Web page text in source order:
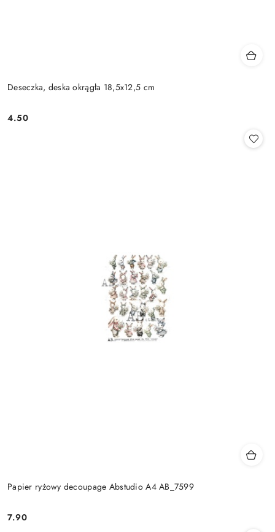
Deseczka, deska okrągła 18,5x12,5 cm
Cena:
4.50
Papier ryżowy decoupage Abstudio A4 AB_7599
Cena:
7.90